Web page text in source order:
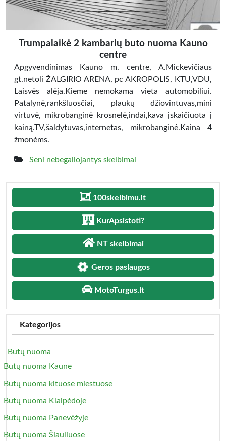
Trumpalaikė 2 kambarių buto nuoma Kauno
centre
Apgyvendinimas Kauno m. centre, A.Mickevičiaus
gt.netoli ŽALGIRIO ARENA, pc AKROPOLIS, KTU,VDU,
Laisvės alėja.Kieme nemokama vieta automobiliui.
Patalynė,rankšluosčiai, plaukų džiovintuvas,mini
virtuvė, mikrobanginė krosnelė,indai,kava įskaičiuota į
kainą.TV,šaldytuvas,internetas, mikrobanginė.Kaina 4
žmonėms.
Seni nebegaliojantys skelbimai
100skelbimu.lt
KurApsistoti?
NT skelbimai
Geros paslaugos
MotoTurgus.lt
Kategorijos
Butų nuoma
Butų nuoma Kaune
Butų nuoma kituose miestuose
Butų nuoma Klaipėdoje
Butų nuoma Panevėžyje
Butų nuoma Šiauliuose